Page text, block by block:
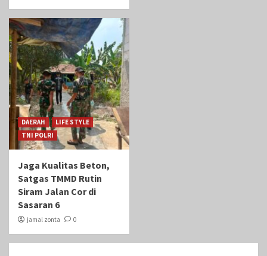
DAERAH
LIFE STYLE
TNI POLRI
Jaga Kualitas Beton,
Satgas TMMD Rutin
Siram Jalan Cor di
Sasaran 6
jamal zonta 0